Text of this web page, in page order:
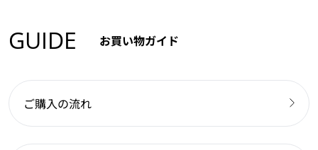
GUIDE お買い物ガイド
ご購入の流れ